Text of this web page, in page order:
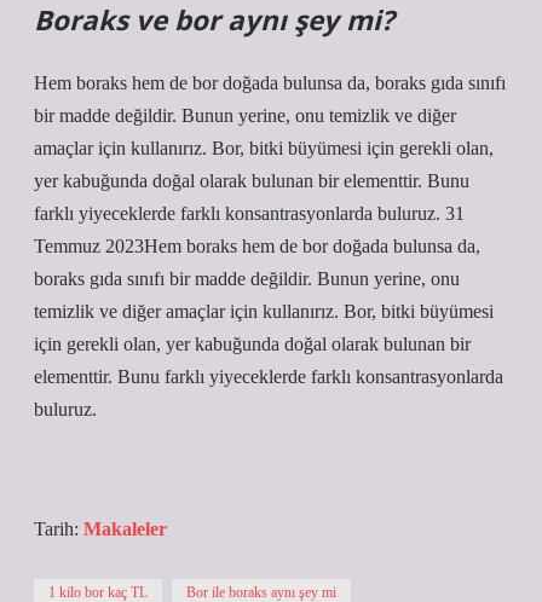
Boraks ve bor aynı şey mi?
Hem boraks hem de bor doğada bulunsa da, boraks gıda sınıfı
bir madde değildir. Bunun yerine, onu temizlik ve diğer
amaçlar için kullanırız. Bor, bitki büyümesi için gerekli olan,
yer kabuğunda doğal olarak bulunan bir elementtir. Bunu
farklı yiyeceklerde farklı konsantrasyonlarda buluruz. 31
Temmuz 2023Hem boraks hem de bor doğada bulunsa da,
boraks gıda sınıfı bir madde değildir. Bunun yerine, onu
temizlik ve diğer amaçlar için kullanırız. Bor, bitki büyümesi
için gerekli olan, yer kabuğunda doğal olarak bulunan bir
elementtir. Bunu farklı yiyeceklerde farklı konsantrasyonlarda
buluruz.
Tarih: Makaleler
1 kilo bor kaç TL Bor ile boraks aynı şey mi